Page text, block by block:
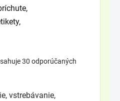
30 odporúčaných
vstrebávanie,